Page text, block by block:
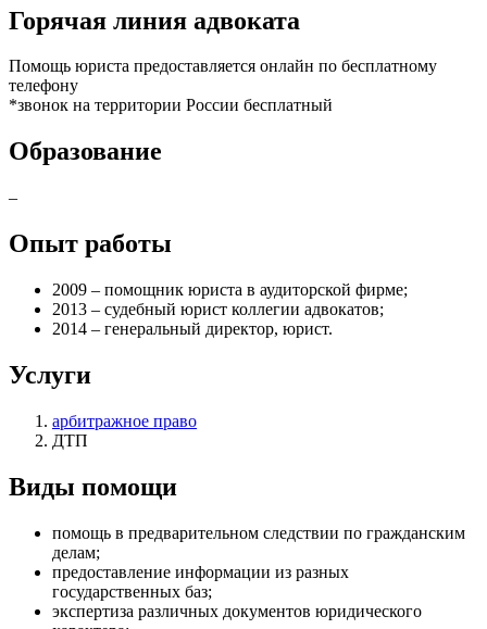
Горячая линия адвоката
Помощь юриста предоставляется онлайн по бесплатному
телефону
*звонок на территории России бесплатный
Образование
–
Опыт работы
2009 – помощник юриста в аудиторской фирме;
2013 – судебный юрист коллегии адвокатов;
2014 – генеральный директор, юрист.
Услуги
арбитражное право
ДТП
Виды помощи
помощь в предварительном следствии по гражданским
делам;
предоставление информации из разных
государственных баз;
экспертиза различных документов юридического